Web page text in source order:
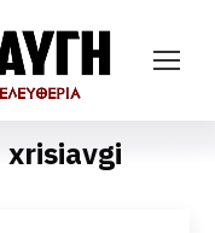
xrisiavgi